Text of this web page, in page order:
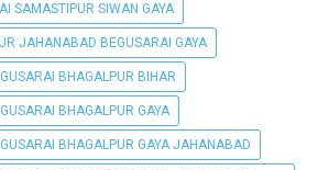
SAMASTIPUR SIWAN GAYA
JAHANABAD BEGUSARAI GAYA
BHAGALPUR BIHAR
BHAGALPUR GAYA
BHAGALPUR GAYA JAHANABAD